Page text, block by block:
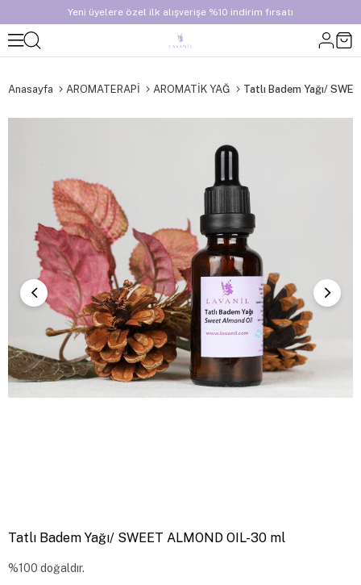
Yeni üyelere özel ilk alışverişe %10 indirim fırsatı
Anasayfa AROMATERAPİ AROMATİK YAĞ Tatlı Badem Yağı/
Tatlı Badem Yağı/ SWEET ALMOND OIL-30 ml
%100 doğaldır.